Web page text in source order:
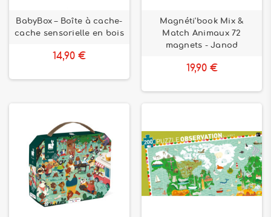
BabyBox – Boîte à cache-
cache sensorielle en bois
14,90 €
Magnéti'book Mix &
Match Animaux 72
magnets - Janod
19,90 €